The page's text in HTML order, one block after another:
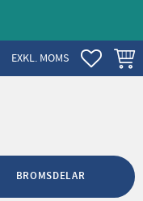
EXKL. MOMS
BROMSDELAR